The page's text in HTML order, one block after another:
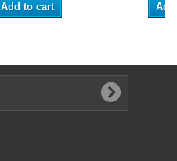
Add to cart